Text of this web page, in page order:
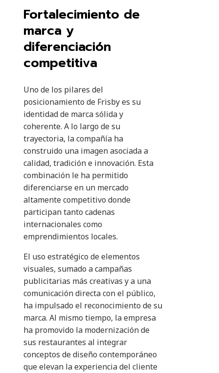
Fortalecimiento de
marca y
diferenciación
competitiva
Uno de los pilares del
posicionamiento de Frisby es su
identidad de marca sólida y
coherente. A lo largo de su
trayectoria, la compañía ha
construido una imagen asociada a
calidad, tradición e innovación. Esta
combinación le ha permitido
diferenciarse en un mercado
altamente competitivo donde
participan tanto cadenas
internacionales como
emprendimientos locales.
El uso estratégico de elementos
visuales, sumado a campañas
publicitarias más creativas y a una
comunicación directa con el público,
ha impulsado el reconocimiento de su
marca. Al mismo tiempo, la empresa
ha promovido la modernización de
sus restaurantes al integrar
conceptos de diseño contemporáneo
que elevan la experiencia del cliente